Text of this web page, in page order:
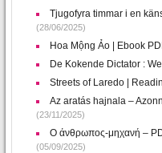
Tjugofyra timmar i en
(28/06/2025)
Hoa Mộng Ảo | Ebook
De Kokende Dictator :
Streets of Laredo |
Az ​aratás hajnala –
(23/11/2025)
Ο άνθρωπος-μηχανή –
(05/09/2025)